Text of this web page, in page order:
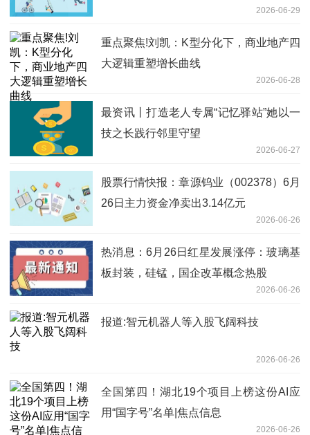
2026-06-29
重点聚焦!刘凯：K型分化下，商业地产四
大逻辑重塑增长曲线
2026-06-28
最资讯丨打造老人专属“记忆驿站”她以一
技之长践行邻里守望
2026-06-27
股票行情快报：章源钨业（002378）6月
26日主力资金净卖出3.14亿元
2026-06-26
热消息：6月26日红星发展涨停：玻璃基
板封装，硅锰，国企改革概念热股
2026-06-26
报道:智元机器人等入股飞阔科技
2026-06-26
全国第四！湖北19个项目上榜这份AI应
用“国字号”名单|焦点信息
2026-06-26